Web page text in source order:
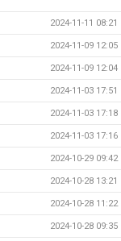
2024-11-11 08:21
2024-11-09 12:05
2024-11-09 12:04
2024-11-03 17:51
2024-11-03 17:18
2024-11-03 17:16
2024-10-29 09:42
2024-10-28 13:21
2024-10-28 11:22
2024-10-28 09:35